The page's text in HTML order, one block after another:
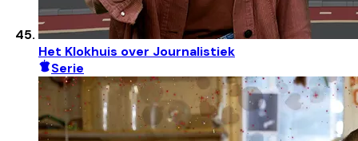
Het Klokhuis over Journalistiek
Serie